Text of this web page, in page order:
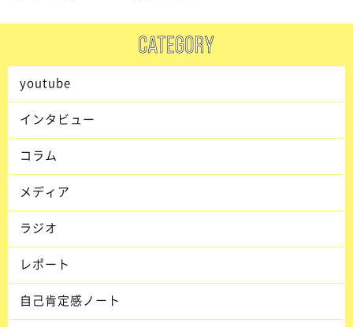
youtube
インタビュー
コラム
メディア
ラジオ
レポート
自己肯定感ノート